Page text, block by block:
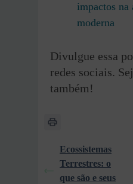
impactos
moderna
Divulgue essa
redes sociais.
também!
Ecossistemas
Terrestres: o
que são e seus